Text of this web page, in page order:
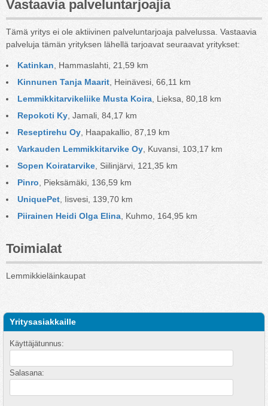
Vastaavia palveluntarjoajia
Tämä yritys ei ole aktiivinen palveluntarjoaja palvelussa. Vastaavia
palveluja tämän yrityksen lähellä tarjoavat seuraavat yritykset:
Katinkan , Hammaslahti, 21,59 km
Kinnunen Tanja Maarit , Heinävesi, 66,11 km
Lemmikkitarvikeliike Musta Koira , Lieksa, 80,18 km
Repokoti Ky , Jamali, 84,17 km
Reseptirehu Oy , Haapakallio, 87,19 km
Varkauden Lemmikkitarvike Oy , Kuvansi, 103,17 km
Sopen Koiratarvike , Siilinjärvi, 121,35 km
Pinro , Pieksämäki, 136,59 km
UniquePet , Iisvesi, 139,70 km
Piirainen Heidi Olga Elina , Kuhmo, 164,95 km
Toimialat
Lemmikkieläinkaupat
Yritysasiakkaille
Käyttäjätunnus:
Salasana: